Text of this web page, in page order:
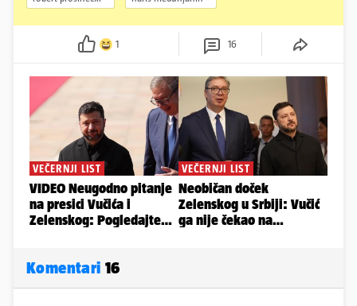
1 16
Komentari 16